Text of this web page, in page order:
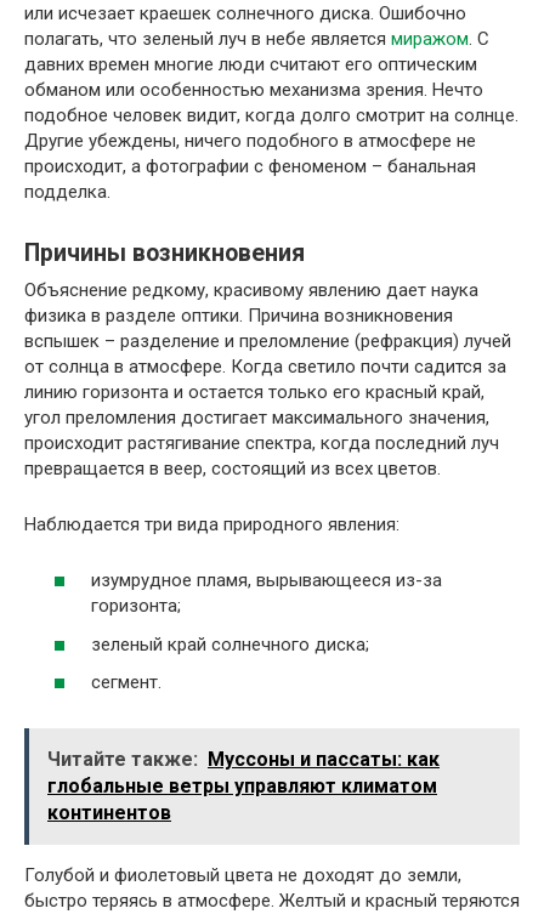
или исчезает краешек солнечного диска. Ошибочно
полагать, что зеленый луч в небе является миражом . С
давних времен многие люди считают его оптическим
обманом или особенностью механизма зрения. Нечто
подобное человек видит, когда долго смотрит на солнце.
Другие убеждены, ничего подобного в атмосфере не
происходит, а фотографии с феноменом – банальная
подделка.
Причины возникновения
Объяснение редкому, красивому явлению дает наука
физика в разделе оптики. Причина возникновения
вспышек – разделение и преломление (рефракция) лучей
от солнца в атмосфере. Когда светило почти садится за
линию горизонта и остается только его красный край,
угол преломления достигает максимального значения,
происходит растягивание спектра, когда последний луч
превращается в веер, состоящий из всех цветов.
Наблюдается три вида природного явления:
изумрудное пламя, вырывающееся из-за
горизонта;
зеленый край солнечного диска;
сегмент.
Читайте также: Муссоны и пассаты: как
глобальные ветры управляют климатом
континентов
Голубой и фиолетовый цвета не доходят до земли,
быстро теряясь в атмосфере. Желтый и красный теряются